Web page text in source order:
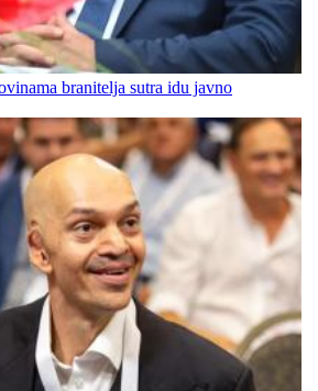
branitelja sutra idu javno